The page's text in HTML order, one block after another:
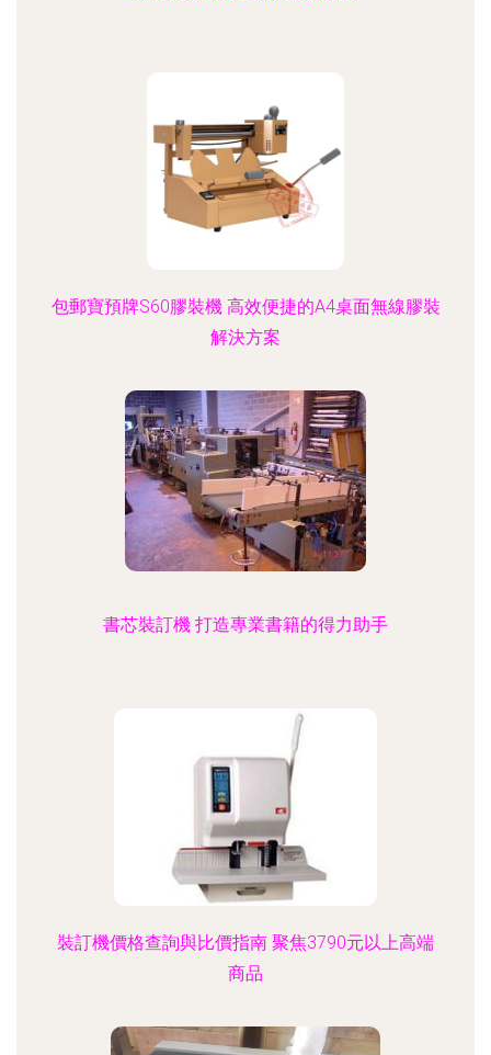
包郵寶預牌S60膠裝機 高效便捷的A4桌面無線膠裝
解決方案
書芯裝訂機 打造專業書籍的得力助手
裝訂機價格查詢與比價指南 聚焦3790元以上高端
商品